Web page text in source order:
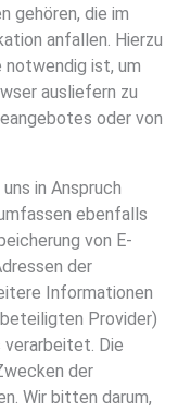
gehören, die im
anfallen. Hierzu
notwendig ist, um
ausliefern zu
oder von
in Anspruch
ebenfalls
von E-
der
Informationen
Provider)
verarbeitet. Die
der
Wir bitten darum,